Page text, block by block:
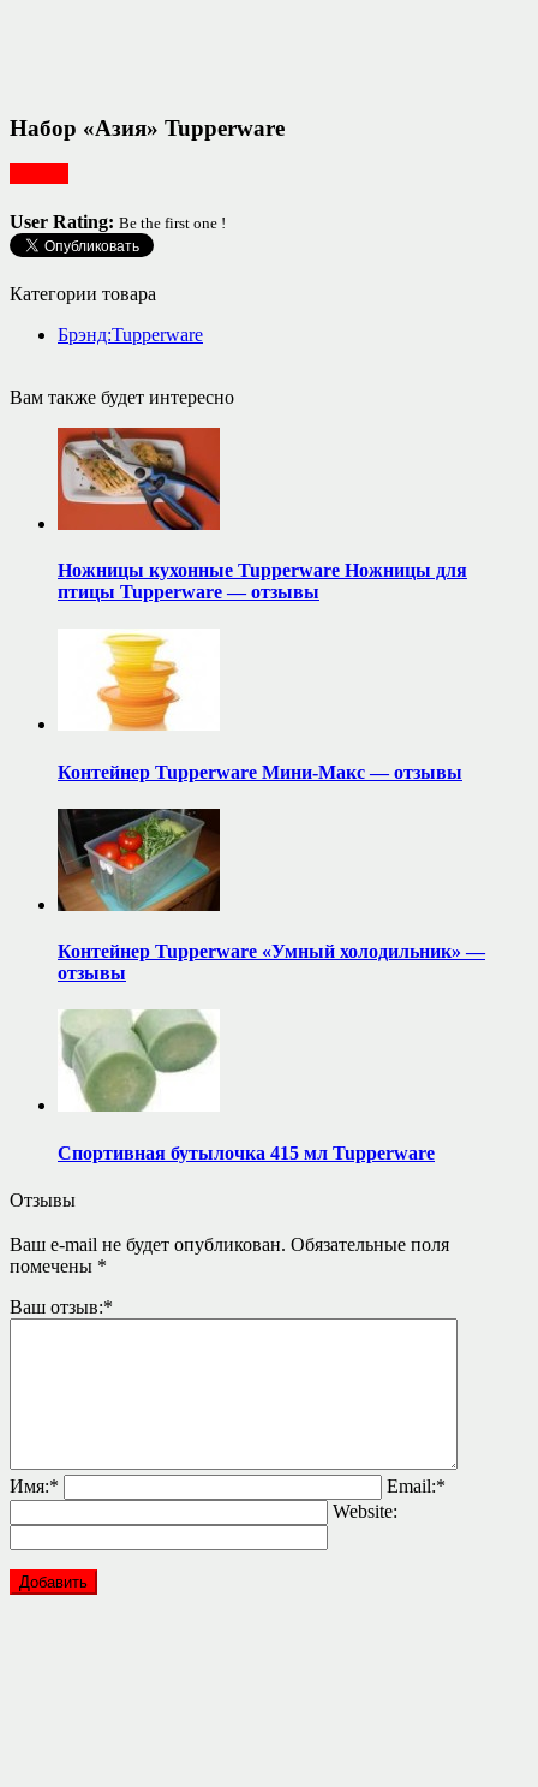
Набор «Азия» Tupperware
User Rating: Be the first one !
Категории товара
Брэнд:Tupperware
Вам также будет интересно
Ножницы кухонные Tupperware Ножницы для
птицы Tupperware — отзывы
Контейнер Tupperware Мини-Макс — отзывы
Контейнер Tupperware «Умный холодильник» —
отзывы
Спортивная бутылочка 415 мл Tupperware
Отзывы
Ваш e-mail не будет опубликован. Обязательные поля
помечены *
Ваш отзыв:*
Имя:* Email:*
Website: